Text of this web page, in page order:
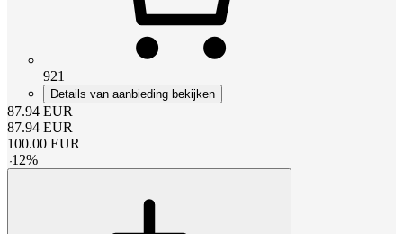
921
Details van aanbieding bekijken
87.94 EUR
87.94 EUR
100.00 EUR
-12%